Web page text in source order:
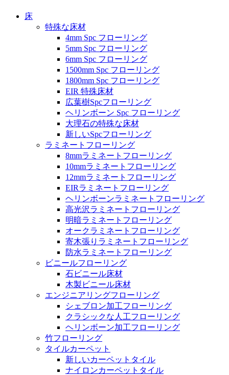
床
特殊な床材
4mm Spc フローリング
5mm Spc フローリング
6mm Spc フローリング
1500mm Spc フローリング
1800mm Spc フローリング
EIR 特殊床材
広葉樹Spcフローリング
ヘリンボーン Spc フローリング
大理石の特殊な床材
新しいSpcフローリング
ラミネートフローリング
8mmラミネートフローリング
10mmラミネートフローリング
12mmラミネートフローリング
EIRラミネートフローリング
ヘリンボーンラミネートフローリング
高光沢ラミネートフローリング
明暗ラミネートフローリング
オークラミネートフローリング
寄木張りラミネートフローリング
防水ラミネートフローリング
ビニールフローリング
石ビニール床材
木製ビニール床材
エンジニアリングフローリング
シェブロン加工フローリング
クラシックな人工フローリング
ヘリンボーン加工フローリング
竹フローリング
タイルカーペット
新しいカーペットタイル
ナイロンカーペットタイル